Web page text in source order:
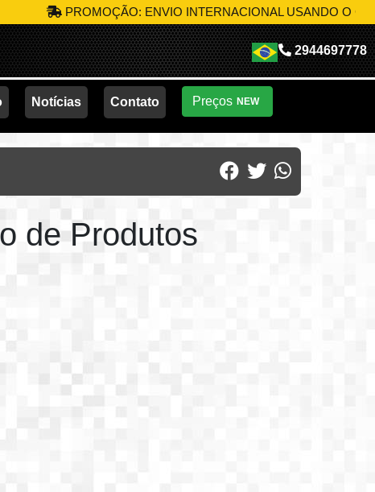
PROMOÇÃO: ENVIO INTERNACIONAL USANDO O CÓDIGO
2944697778
Notícias Contato Preços NEW
de Produtos